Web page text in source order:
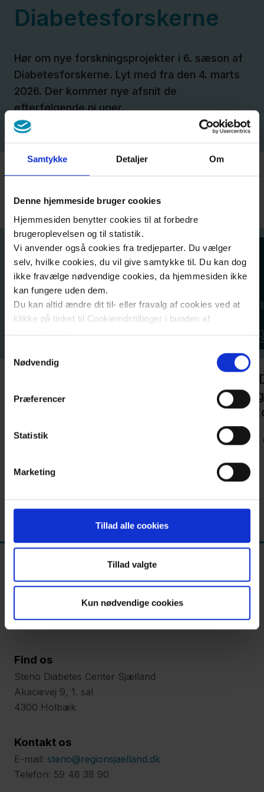
Samtykke Detaljer Om
Denne hjemmeside bruger cookies
Hjemmesiden benytter cookies til at forbedre
brugeroplevelsen og til statistik.
Vi anvender også cookies fra tredjeparter. Du vælger
selv, hvilke cookies, du vil give samtykke til. Du kan dog
ikke fravælge nødvendige cookies, da hjemmesiden ikke
kan fungere uden dem.
Du kan altid ændre dit til- eller fravalg af cookies ved at
klikke på linket til Cookieindstillinger i bunden af
hjemmesiden.
Læs mere om brugen af cookies på vores hjemmeside
Læs mere om vores behandling af personoplysninger
her.
Nødvendig
Præferencer
Statistik
Marketing
Tillad alle cookies
Tillad valgte
Kun nødvendige cookies
Diabetesforskerne
Diabetesforskerne
- sæson 2
Diabetesforskerne
- sæson 1
SDCS
Nyheder
Byggeri
Materialer
Kontakt
Diabetesforskerne
Hør om nye forskningsprojekter i 6. sæson af
Diabetesforskerne. Lyt med fra den 4. marts
2026. Der kommer nye afsnit de
efterfølgende ni uger.
Sæson 6
type 1-diabetes en stemme i
Lyt til episoden her
2 -
Lyt
Find os
Steno Diabetes Center Sjælland
Akacievej 9, 1. sal
4300 Holbæk
Kontakt os
E-mail: steno@regionsjaelland.dk
Telefon: 59 48 38 90